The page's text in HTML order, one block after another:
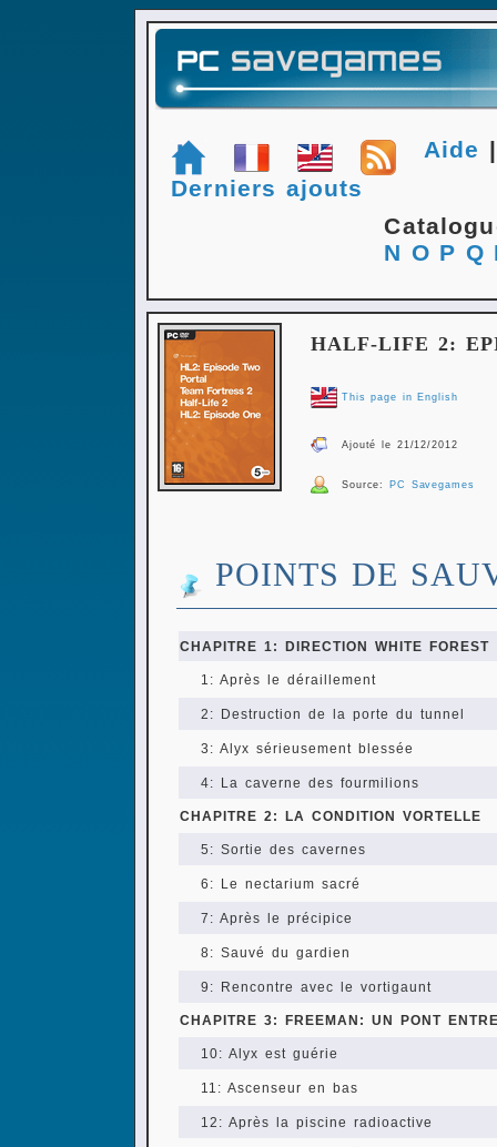
Aide
Derniers ajouts
N O P Q
HALF-LIFE 2:
This page in English
Ajouté le 21/12/2012
Source: PC Savegames
POINTS DE
CHAPITRE 1: DIRECTION WHITE FOREST
1: Après le déraillement
2: Destruction de la porte du tunnel
3: Alyx sérieusement blessée
4: La caverne des fourmilions
CHAPITRE 2: LA CONDITION VORTELLE
5: Sortie des cavernes
6: Le nectarium sacré
7: Après le précipice
8: Sauvé du gardien
9: Rencontre avec le vortigaunt
CHAPITRE 3: FREEMAN: UN PONT
10: Alyx est guérie
11: Ascenseur en bas
12: Après la piscine radioactive